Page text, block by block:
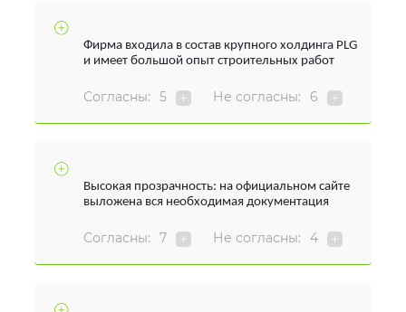
Фирма входила в состав крупного холдинга PLG
и имеет большой опыт строительных работ
Согласны: 5 Не согласны: 6
Высокая прозрачность: на официальном сайте
выложена вся необходимая документация
Согласны: 7 Не согласны: 4